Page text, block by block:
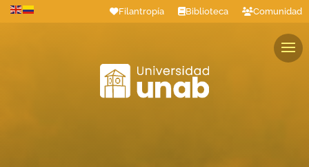
Filantropía Biblioteca Comunidad
Estudiantes Profesores Graduados